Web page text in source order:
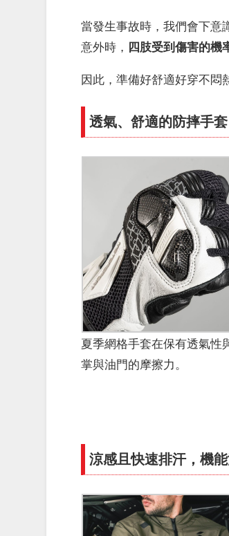
當發生事故時，我們會下意
意外時，
四肢受到傷害的機
因此，準備好舒適好穿不悶
透氣、舒適的防摔手套
夏季網格手套在保有透氣性
掌與油門的摩擦力。
涼感且快速排汗，機